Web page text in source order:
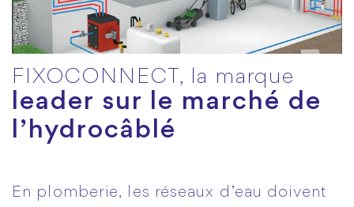
FIXOCONNECT, la marque
leader sur le marché de
l’hydrocâblé
En plomberie, les réseaux d’eau doivent